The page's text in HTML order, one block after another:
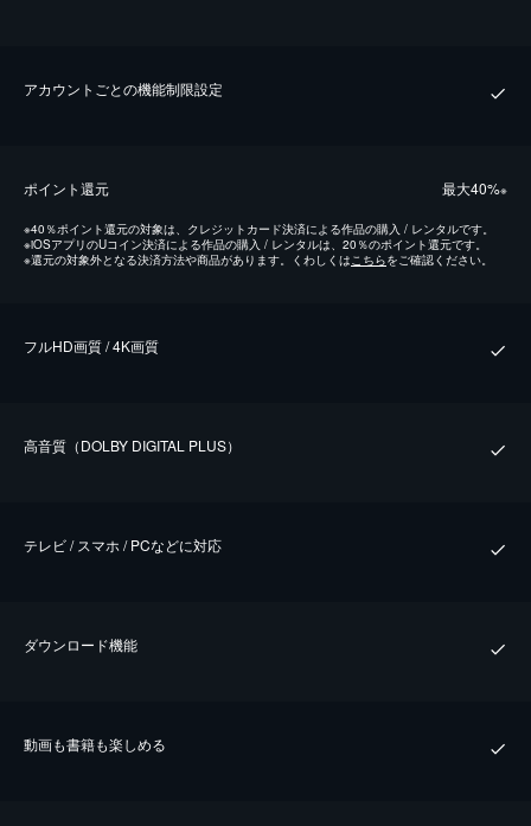
アカウントごとの機能制限設定
ポイント還元 最⼤40%※
※40％ポイント還元の対象は、クレジットカード決済による作品の購入 / レンタルです。
※iOSアプリのUコイン決済による作品の購入 / レンタルは、20％のポイント還元です。
※還元の対象外となる決済方法や商品があります。くわしくはこちらをご確認ください。
フルHD画質 / 4K画質
⾼⾳質（DOLBY DIGITAL PLUS）
テレビ / スマホ / PCなどに対応
ダウンロード機能
動画も書籍も楽しめる